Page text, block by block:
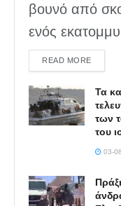
βουνό από
ενός
READ MOREDETAILS
Τα
των
του
03-